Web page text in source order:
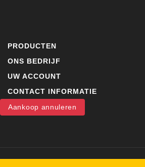
PRODUCTEN
ONS BEDRIJF
UW ACCOUNT
CONTACT INFORMATIE
Aankoop annuleren